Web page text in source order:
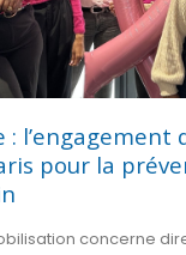
: l’engagement
pour la
concerne